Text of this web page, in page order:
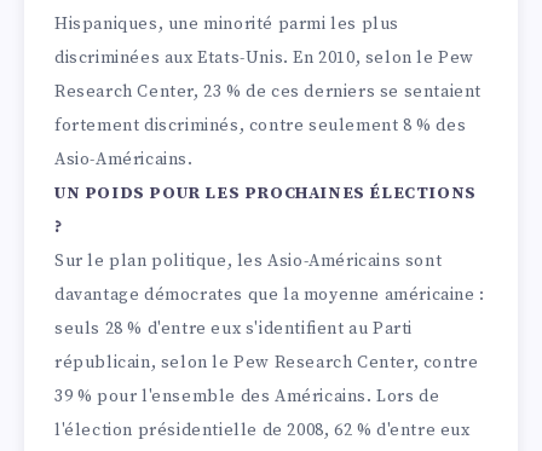
Hispaniques, une minorité parmi les plus
discriminées aux Etats-Unis. En 2010, selon le Pew
Research Center, 23 % de ces derniers se sentaient
fortement discriminés, contre seulement 8 % des
Asio-Américains.
UN POIDS POUR LES PROCHAINES ÉLECTIONS
?
Sur le plan politique, les Asio-Américains sont
davantage démocrates que la moyenne américaine :
seuls 28 % d'entre eux s'identifient au Parti
républicain, selon le Pew Research Center, contre
39 % pour l'ensemble des Américains. Lors de
l'élection présidentielle de 2008, 62 % d'entre eux